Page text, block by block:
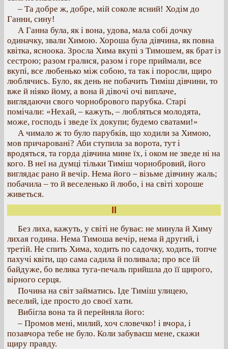
– Та добре ж, добре, мій соколе ясний! Ходім до
Ганни, сину!
А Ганна була, як і вона, удова, мала собі дочку
одиначку, звали Химою. Хороша була дівчина, як повна
квітка, ясноока. Зросла Хима вкупі з Тимошем, як брат із
сестрою; разом гралися, разом і горе приймали, все
вкупі, все любенько між собою, та так і поросли, щиро
люблячись. Було, як день не побачить Тиміш дівчини, то
вже й ніяко йому, а вона й дівочі очі виплаче,
виглядаючи свого чорнобрового парубка. Старі
помічали: «Нехай, – кажуть, – любляться молодята,
може, господь і зведе їх докупи; будемо сватами!»
А чимало ж то було парубків, що ходили за Химою,
мов причаровані? Аби ступила за ворота, тут і
вродяться, та горда дівчина мине їх, і оком не зведе ні на
кого. В неї на думці тільки Тиміш чорнобровий, його
виглядає рано й вечір. Нема його – візьме дівчину жаль;
побачила – то й веселенько й любо, і на світі хороше
живеться.
II
Без лиха, кажуть, у світі не буває: не минула й Химу
лихая година. Нема Тимоша вечір, нема й другий, і
третій. Не спить Хима, ходить по садочку, ходить, топче
пахучі квіти, що сама садила й поливала; про все їй
байдуже, бо велика туга-печаль прийшла до її щирого,
вірного серця.
Почина на світ займатись. Іде Тиміш улицею,
веселий, іде просто до своєї хати.
Вибігла вона та й перейняла його:
– Промов мені, милий, хоч словечко! і вчора, і
позавчора тебе не було. Коли забуваєш мене, скажи
щиру правду.